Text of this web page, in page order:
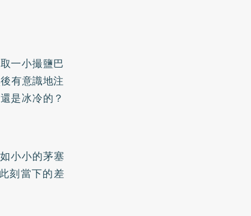
一小撮鹽巴
有意識地注
是冰冷的？
小小的茅塞
刻當下的差